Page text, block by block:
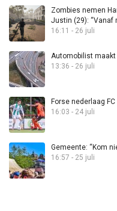
Zombies nemen
Justin (29): “Vanaf
16:11 - 26 juli
Automobilist maakt
13:36 - 26 juli
Forse nederlaag
16:03 - 24 juli
Gemeente: “Kom
16:57 - 25 juli